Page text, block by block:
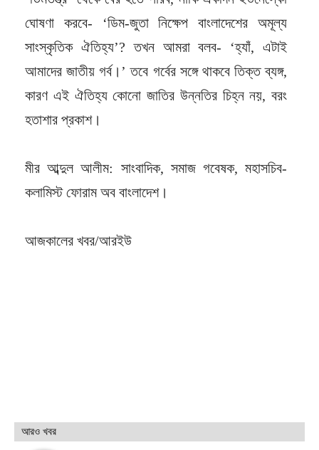
ঘোষণা করবে- ‘ডিম-জুতা নিক্ষেপ বাংলাদেশের অমূল্য
সাংস্কৃতিক ঐতিহ্য’? তখন আমরা বলব- ‘হ্যাঁ, এটাই
আমাদের জাতীয় গর্ব।’ তবে গর্বের সঙ্গে থাকবে তিক্ত ব্যঙ্গ,
কারণ এই ঐতিহ্য কোনো জাতির উন্নতির চিহ্ন নয়, বরং
হতাশার প্রকাশ।
মীর আব্দুল আলীম: সাংবাদিক, সমাজ গবেষক, মহাসচিব-
কলামিস্ট ফোরাম অব বাংলাদেশ।
আজকালের খবর/আরইউ
আরও খবর